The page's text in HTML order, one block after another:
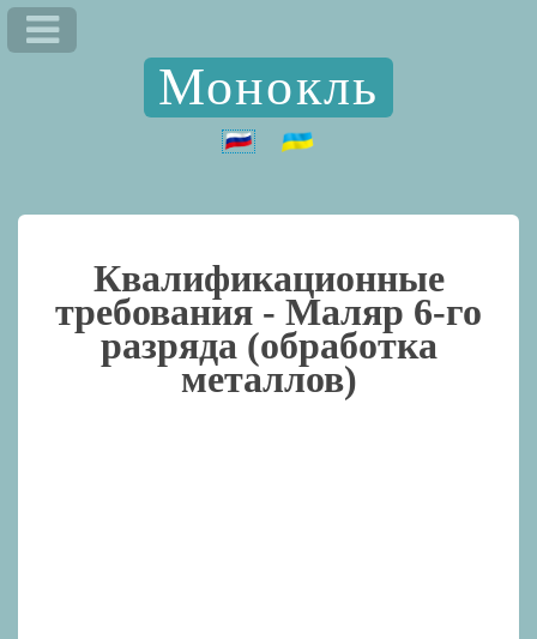
Монокль
Квалификационные
требования - Маляр 6-го
разряда (обработка
металлов)